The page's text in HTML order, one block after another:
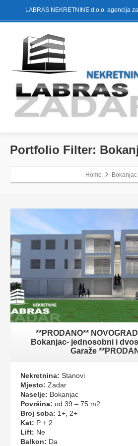
LABRAS NEKRETNINE d.o.o. agencija
Portfolio Filter:
Home Bokanjac
**PRODANO**
Bokanjac- jednosobni i
Garaže
Nekretnina: Stanovi
Mjesto: Zadar
Naselje: Bokanjac
Površina: od 39 – 75 m2
Broj soba: 1+, 2+
Kat: P + 2
Lift: Ne
Balkon: Da